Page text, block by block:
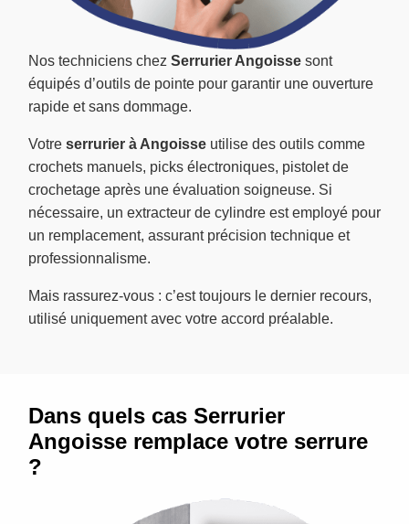
Nos techniciens chez Serrurier Angoisse sont
équipés d’outils de pointe pour garantir une ouverture
rapide et sans dommage.
Votre serrurier à Angoisse utilise des outils comme
crochets manuels, picks électroniques, pistolet de
crochetage après une évaluation soigneuse. Si
nécessaire, un extracteur de cylindre est employé pour
un remplacement, assurant précision technique et
professionnalisme.
Mais rassurez-vous : c’est toujours le dernier recours,
utilisé uniquement avec votre accord préalable.
Dans quels cas Serrurier
Angoisse remplace votre serrure
?